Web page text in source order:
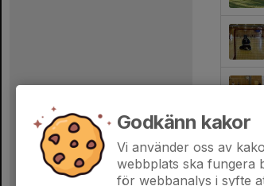
Godkänn kakor
Vi använder oss av
webbplats ska fungera
för webbanalys i syfte